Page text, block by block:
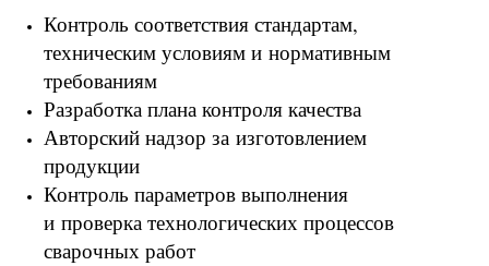
Контроль соответствия стандартам,
техническим условиям и нормативным
требованиям
Разработка плана контроля качества
Авторский надзор за изготовлением
продукции
Контроль параметров выполнения
и проверка технологических процессов
сварочных работ